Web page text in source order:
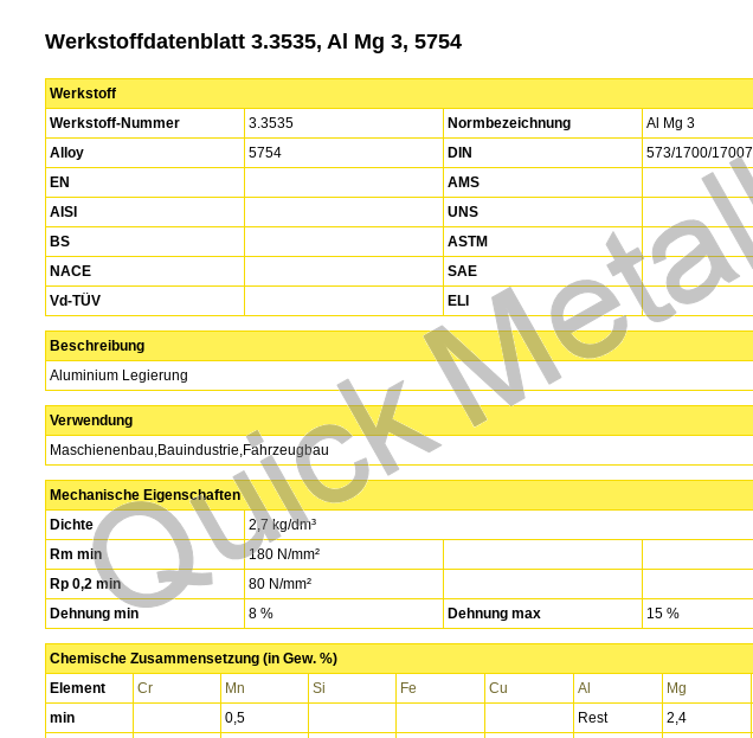
Werkstoffdatenblatt 3.3535, Al Mg 3, 5754
Werkstoff
Werkstoff-Nummer
3.3535 Normbezeichnung
Al Mg 3
Alloy
5754 DIN
573/1700/17007
EN
AMS
AISI
UNS
BS
ASTM
NACE
SAE
Vd-TÜV
ELI
Beschreibung
Aluminium Legierung
Verwendung
Maschienenbau,Bauindustrie,Fahrzeugbau
Mechanische Eigenschaften
Dichte
2,7 kg/dm³
Rm min
180 N/mm²
Rp 0,2 min
80 N/mm²
Dehnung min
8 % Dehnung max 15 %
Chemische Zusammensetzung (in Gew. %)
Element
Cr Mn Si Fe Cu Al Mg
min
0,5 Rest
2,4